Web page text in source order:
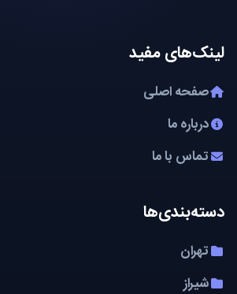
لینک‌های مفید
صفحه اصلی
درباره ما
تماس با ما
دسته‌بندی‌ها
تهران
شیراز